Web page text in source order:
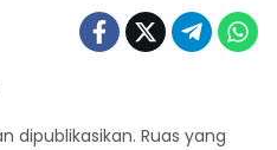
dipublikasikan. Ruas yang